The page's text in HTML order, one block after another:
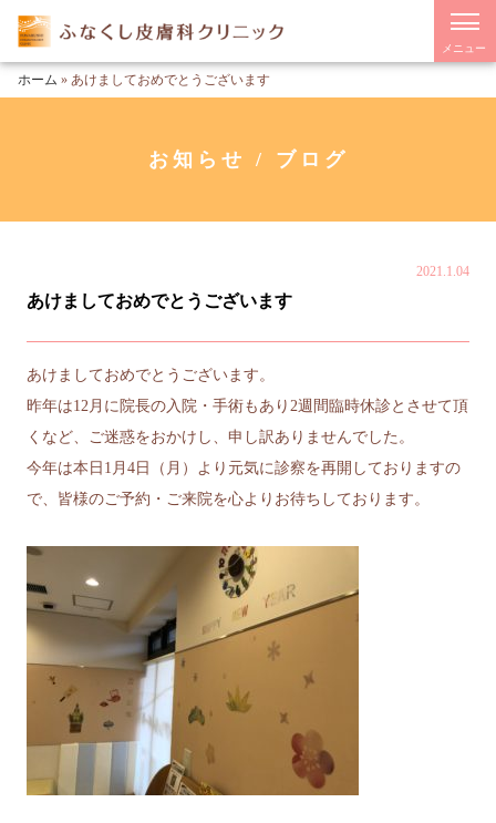
メニュー
ホーム » あけましておめでとうございます
お知らせ / ブログ
2021.1.04
あけましておめでとうございます
あけましておめでとうございます。
昨年は12月に院長の入院・手術もあり2週間臨時休診とさせて頂
くなど、ご迷惑をおかけし、申し訳ありませんでした。
今年は本日1月4日（月）より元気に診察を再開しておりますの
で、皆様のご予約・ご来院を心よりお待ちしております。